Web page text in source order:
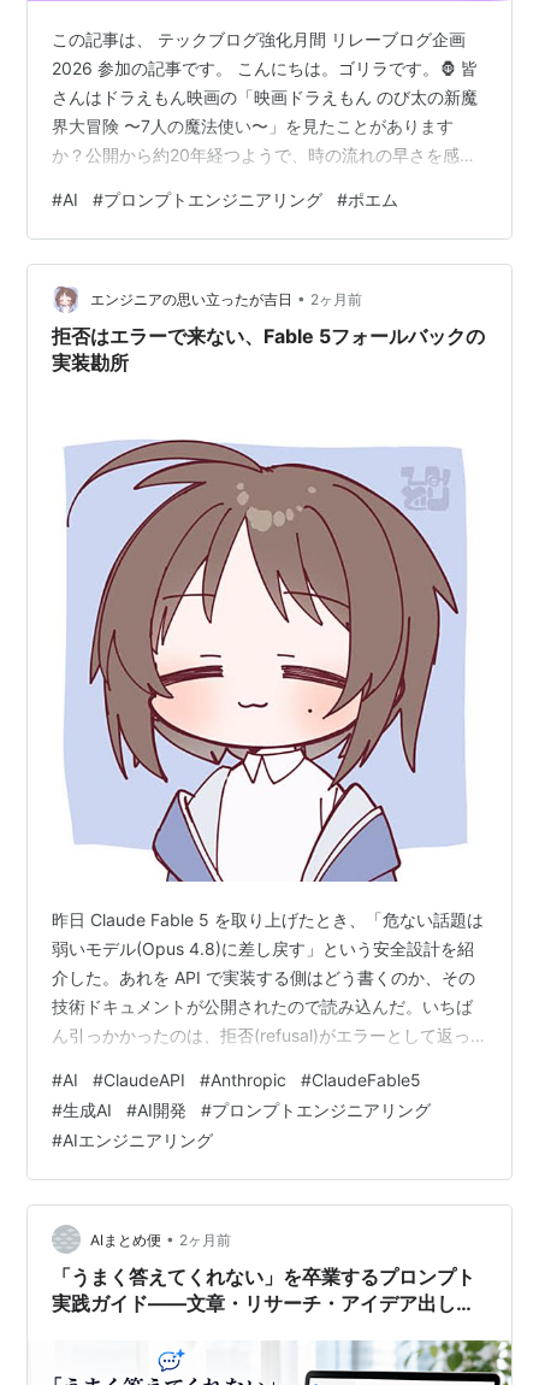
この記事は、 テックブログ強化月間 リレーブログ企画
2026 参加の記事です。 こんにちは。ゴリラです。🦍 皆
さんはドラえもん映画の「映画ドラえもん のび太の新魔
界大冒険 〜7人の魔法使い〜」を見たことがあります
か？公開から約20年経つようで、時の流れの早さを感じ
ので、記事にしました。 映画について 冒頭のあらすじ
のび太君の想定外 魔法がうまく使えない 魔王と戦うこと
になった のび太君の問題点 問題点の解消 おわりに 映画
について 冒頭のあらすじ のび太君、学校で怒られる ア
ニメで魔法を使って宿題や片づけで楽をしているのを見
る これだ～！ド…
#AI #プロンプトエンジニアリング #ポエム
エンジニアの思い立ったが吉日 • 2ヶ月前
拒否はエラーで来ない、Fable 5フォールバックの
実装勘所
昨日 Claude Fable 5 を取り上げたとき、「危ない話題は
弱いモデル(Opus 4.8)に差し戻す」という安全設計を紹
介した。あれを API で実装する側はどう書くのか、その
技術ドキュメントが公開されたので読み込んだ。いちば
ん引っかかったのは、拒否(refusal)がエラーとして返っ
れっと「中身が空の答え」が返る。ここを知らずに組む
と、ユーザーに無言の空応答を返す事故になりかねな
い。Claude API を叩いている人向けに、勘所を整理す
る。 拒否はエラーじゃなく「成功レスポンス」で返って
くる どんな話題で止まるか、cyber…
#AI #ClaudeAPI #Anthropic #ClaudeFable5
#生成AI #AI開発 #プロンプトエンジニアリング
#AIエンジニアリング
AIまとめ便 • 2ヶ月前
「うまく答えてくれない」を卒業するプロンプト
実践ガイド——文章・リサーチ・アイデア出しの